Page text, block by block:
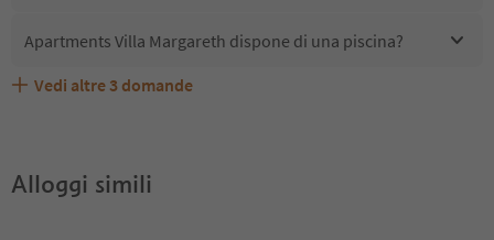
Apartments Villa Margareth dispone di una piscina?
Apartments Villa Margareth accetta animali domestici?
Quali servizi/attività sono disponibili presso Apartments
Gli ospiti di Apartments Villa Margareth ricevono l'Alto
Vedi altre 3 domande
Alloggi simili